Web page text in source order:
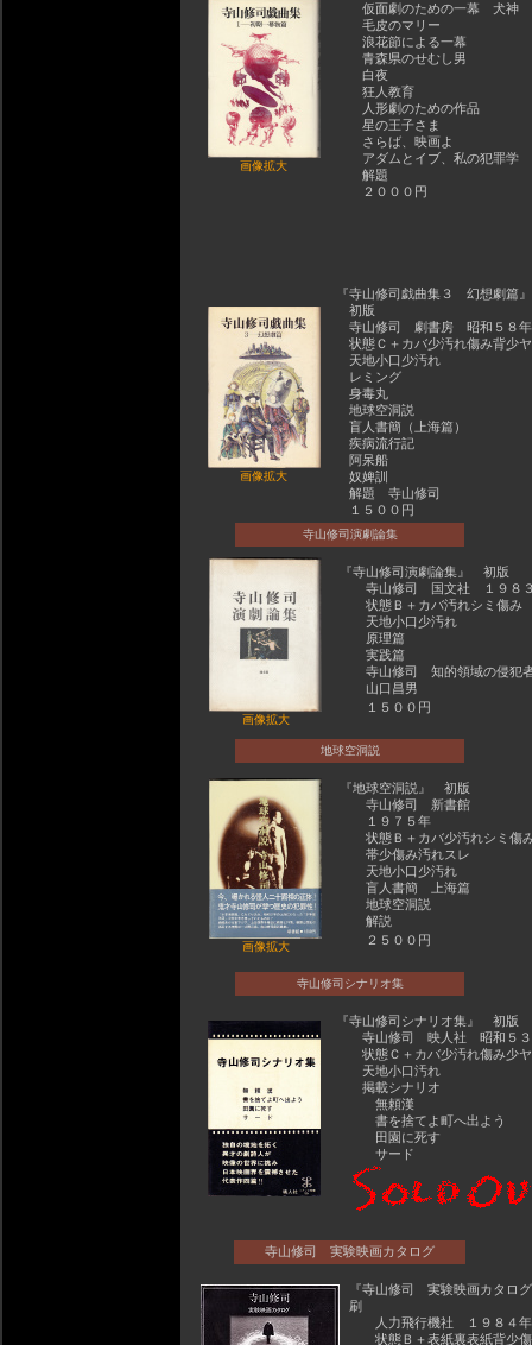
画像拡大
仮面劇のための一幕 犬神
毛皮のマリー
浪花節による一幕
青森県のせむし男
白夜
狂人教育
人形劇のための作品
星の王子さま
さらば、映画よ
アダムとイブ、私の犯罪学
解題
２０００円
画像拡大
『寺山修司戯曲集３ 幻想劇
初版
寺山修司 劇書房 昭和５８年
状態Ｃ＋カバ少汚れ傷み背少
天地小口少汚れ
レミング
身毒丸
地球空洞説
盲人書簡（上海篇）
疾病流行記
阿呆船
奴婢訓
解題 寺山修司
１５００円
寺山修司演劇論集
画像拡大
『寺山修司演劇論集』 初版
寺山修司 国文社 １９８
状態Ｂ＋カバ汚れシミ傷み
天地小口少汚れ
原理篇
実践篇
寺山修司 知的領域の侵犯
山口昌男
１５００円
地球空洞説
画像拡大
『地球空洞説』 初版
寺山修司 新書館
１９７５年
状態Ｂ＋カバ少汚れシミ傷
帯少傷み汚れスレ
天地小口少汚れ
盲人書簡 上海篇
地球空洞説
解説
２５００円
寺山修司シナリオ集
『寺山修司シナリオ集』 初版
寺山修司 映人社 昭和５３
状態Ｃ＋カバ少汚れ傷み少
天地小口汚れ
掲載シナリオ
無頼漢
書を捨てよ町へ出よう
田園に死す
サード
寺山修司 実験映画カタログ
『寺山修司 実験映画カタロ
刷
人力飛行機社 １９８４年
状態Ｂ＋表紙裏表紙背少